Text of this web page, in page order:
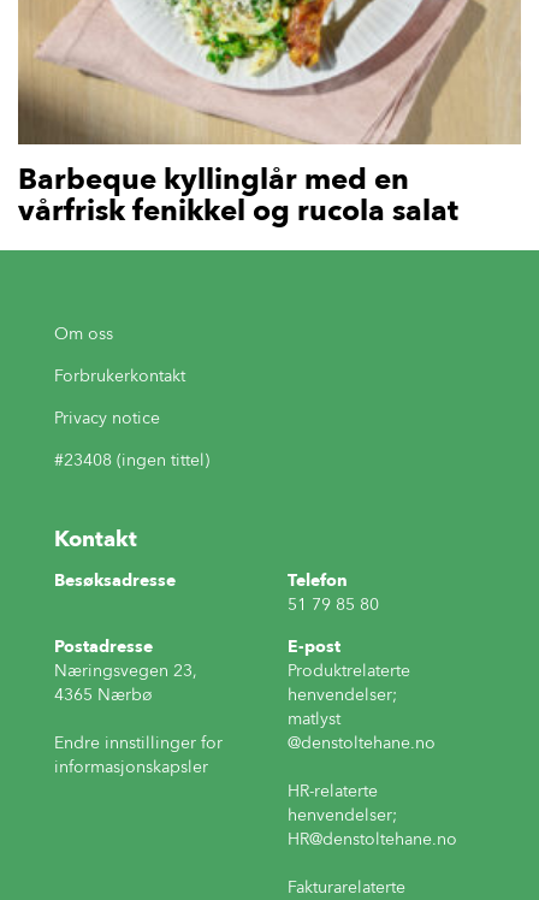
Barbeque kyllinglår med en
vårfrisk fenikkel og rucola salat
Om oss
Forbrukerkontakt
Privacy notice
#23408 (ingen tittel)
Kontakt
Besøksadresse
Telefon
51 79 85 80
Postadresse
Næringsvegen 23,
4365 Nærbø
Endre innstillinger for
informasjonskapsler
E-post
Produktrelaterte
henvendelser;
matlyst
@denstoltehane.no
HR-relaterte
henvendelser;
HR@denstoltehane.no
Fakturarelaterte